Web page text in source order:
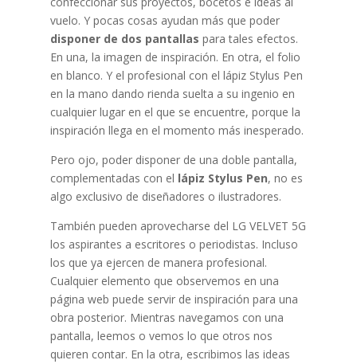
vuelo. Y pocas cosas ayudan más que poder
disponer de dos pantallas para tales efectos.
En una, la imagen de inspiración. En otra, el folio
en blanco. Y el profesional con el lápiz Stylus Pen
en la mano dando rienda suelta a su ingenio en
cualquier lugar en el que se encuentre, porque la
inspiración llega en el momento más inesperado.
Pero ojo, poder disponer de una doble pantalla,
complementadas con el lápiz Stylus Pen, no es
algo exclusivo de diseñadores o ilustradores.
También pueden aprovecharse del LG VELVET 5G
los aspirantes a escritores o periodistas. Incluso
los que ya ejercen de manera profesional.
Cualquier elemento que observemos en una
página web puede servir de inspiración para una
obra posterior. Mientras navegamos con una
pantalla, leemos o vemos lo que otros nos
quieren contar. En la otra, escribimos las ideas